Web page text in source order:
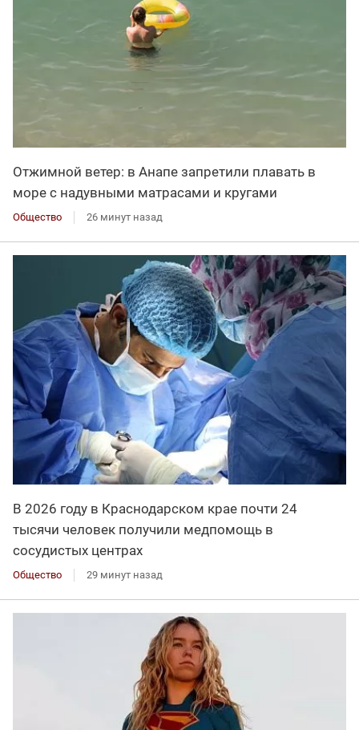
Отжимной ветер: в Анапе запретили плавать в
море с надувными матрасами и кругами
Общество 26 минут назад
В 2026 году в Краснодарском крае почти 24
тысячи человек получили медпомощь в
сосудистых центрах
Общество 29 минут назад